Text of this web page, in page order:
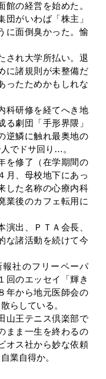
館の経営を始めた。
団がいわば「株主」
に面倒臭かった。愉
され大学所払い。退
に諸規則が未整備だ
ったためかもしれな
科研修を経てへき地
劇団「手形界隈」
逆鱗に触れ最奥地の
でドサ回り…。
を修了（在学期間の
月、母校地下にあっ
した名称の心療内科
業後のカフェ転用に
出、ＰＴＡ会長、
な諸活動を続けて今
社のフリーペーパ
回のエッセイ「輝き
年から地元医師会の
らしている。
山王テニス倶楽部で
まま一生を終わるの
オス社から妙な依頼
業自得か。